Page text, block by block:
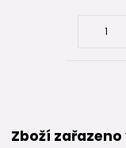
Zboží